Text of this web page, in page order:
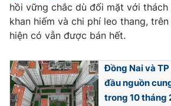
hồi vững chắc dù đối mặt với
khan hiếm và chi phí leo thang,
hiện có vẫn được bán hết.
Đồng Nai và
đầu nguồn
trong 10 tháng